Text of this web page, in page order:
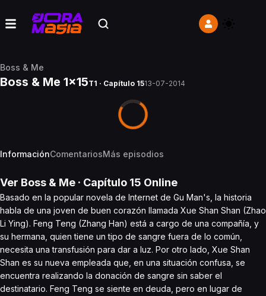
Boss & Me
Boss & Me 1x15T1 · Capítulo 1513-07-2014
InformaciónComentariosMás episodios
Ver Boss & Me · Capítulo 15 Online
Basado en la popular novela de Internet de Gu Man's, la historia
habla de una joven de buen corazón llamada Xue Shan Shan (Zhao
Li Ying). Feng Teng (Zhang Han) está a cargo de una compañía, y
su hermana, quien tiene un tipo de sangre fuera de lo común,
necesita una transfusión para dar a luz. Por otro lado, Xue Shan
Shan es su nueva empleada que, en una situación confusa, se
encuentra realizando la donación de sangre sin saber el
destinatario. Feng Teng se siente en deuda, pero en lugar de